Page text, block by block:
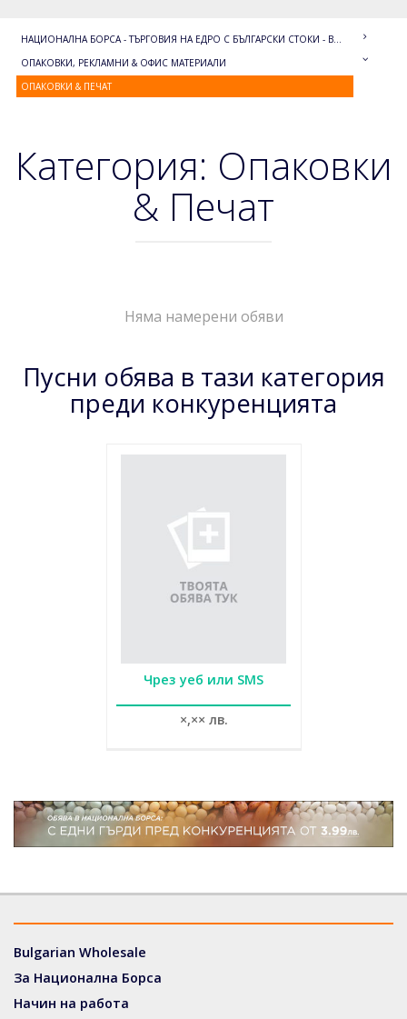
НАЦИОНАЛНА БОРСА - ТЪРГОВИЯ НА ЕДРО С БЪЛГАРСКИ СТОКИ - BULGARIAN WHOLESALE
ОПАКОВКИ, РЕКЛАМНИ & ОФИС МАТЕРИАЛИ
ОПАКОВКИ & ПЕЧАТ
Категория: Опаковки
& Печат
Няма намерени обяви
Пусни обява в тази категория
преди конкуренцията
Чрез уеб или SMS
×,×× лв.
Bulgarian Wholesale
За Национална Борса
Начин на работа